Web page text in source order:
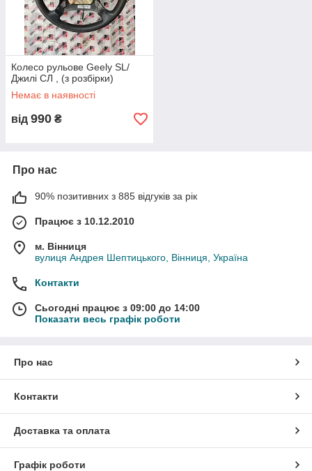
Колесо рульове Geely SL/
Джилі СЛ , (з розбірки)
Немає в наявності
від 990 ₴
Про нас
90% позитивних з 885 відгуків за рік
Працює з 10.12.2010
м. Вінниця
вулиця Андрея Шептицького, Вінниця, Україна
Контакти
Сьогодні працює з 09:00 до 14:00
Показати весь графік роботи
Про нас
Контакти
Доставка та оплата
Графік роботи